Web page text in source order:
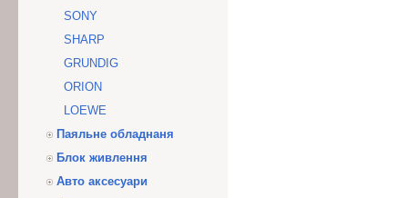
SONY
SHARP
GRUNDIG
ORION
LOEWE
Паяльне обладнаня
Блок живлення
Авто аксесуари